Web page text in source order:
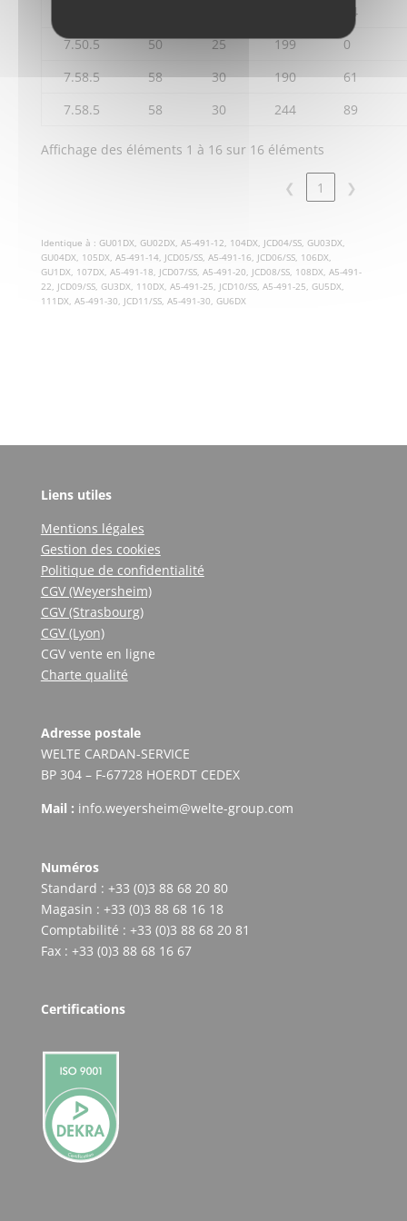
54
7.50.5
50 25 199
0
7.58.5
58 30 190
61
7.58.5
58 30 244 89
Affichage des éléments 1 à 16 sur 16 éléments
❮ 1 ❯
Identique à : GU01DX, GU02DX, A5-491-12, 104DX, JCD04/SS, GU03DX,
GU04DX, 105DX, A5-491-14, JCD05/SS, A5-491-16, JCD06/SS, 106DX,
GU1DX, 107DX, A5-491-18, JCD07/SS, A5-491-20, JCD08/SS, 108DX, A5-491-
22, JCD09/SS, GU3DX, 110DX, A5-491-25, JCD10/SS, A5-491-25, GU5DX,
111DX, A5-491-30, JCD11/SS, A5-491-30, GU6DX
Liens utiles
Mentions légales
Gestion des cookies
Politique de confidentialité
CGV (Weyersheim)
CGV (Strasbourg)
CGV (Lyon)
CGV vente en ligne
Charte qualité
Adresse postale
WELTE CARDAN-SERVICE
BP 304 – F-67728 HOERDT CEDEX
Mail : info.weyersheim@welte-group.com
Numéros
Standard : +33 (0)3 88 68 20 80
Magasin : +33 (0)3 88 68 16 18
Comptabilité : +33 (0)3 88 68 20 81
Fax : +33 (0)3 88 68 16 67
Certifications